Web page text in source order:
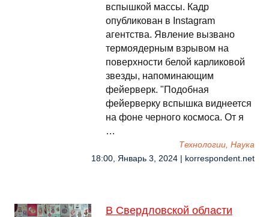
вспышкой массы. Кадр
опубликован в Instagram
агентства. Явление вызвано
термоядерным взрывом на
поверхности белой карликовой
звезды, напоминающим
фейерверк. "Подобная
фейерверку вспышка виднеется
на фоне черного космоса. От я
…
Технологии, Наука
18:00, Январь 3, 2024 | korrespondent.net
В Свердловской области